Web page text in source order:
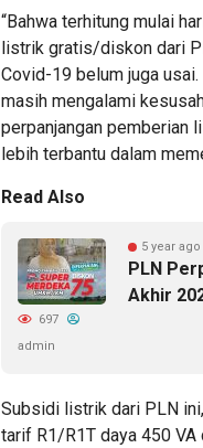
“Bahwa terhitung mulai
listrik gratis/diskon dari
Covid-19 belum juga
masih mengalami
perpanjangan pemberian
lebih terbantu dalam
Read Also
5 year ago
PLN
Akhir
697
admin
Subsidi listrik dari PLN
tarif R1/R1T daya 450 VA